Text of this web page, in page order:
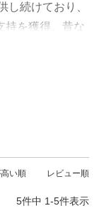
し続けており、
持を獲得、昔な
い順 レビュー順
5件中 1-5件表示